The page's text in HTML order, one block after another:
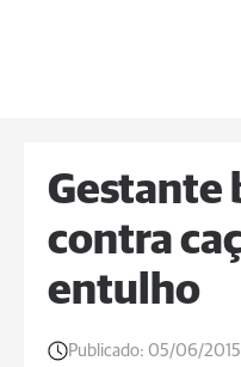
Gestante
contra
entulho
Publicado: 05/06/